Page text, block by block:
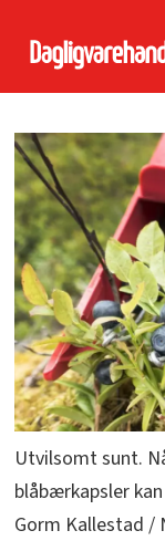
Utvilsomt sunt.
blåbærkapsler
Gorm Kallestad /